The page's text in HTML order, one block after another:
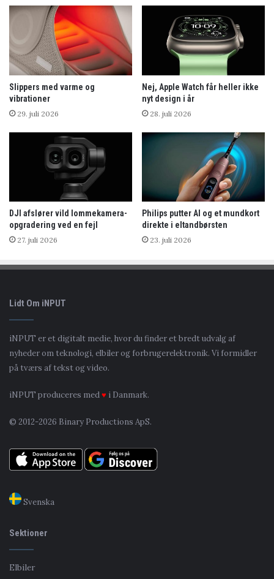
Slippers med varme og
vibrationer
29. juli 2026
Nej, Apple Watch får heller ikke
nyt design i år
28. juli 2026
DJI afslører vild lommekamera-
opgradering ved en fejl
27. juli 2026
Philips putter AI og et mundkort
direkte i eltandbørsten
23. juli 2026
Lidt Om iNPUT
iNPUT er et digitalt medie, hvor du finder et bredt udvalg af
nyheder om teknologi, elbiler og forbrugerelektronik. Vi formidler
på tværs af tekst og video.
iNPUT produceres med♥ i Danmark.
© 2012-2026 Binary Productions ApS.
Svenska
Sektioner
Elbiler